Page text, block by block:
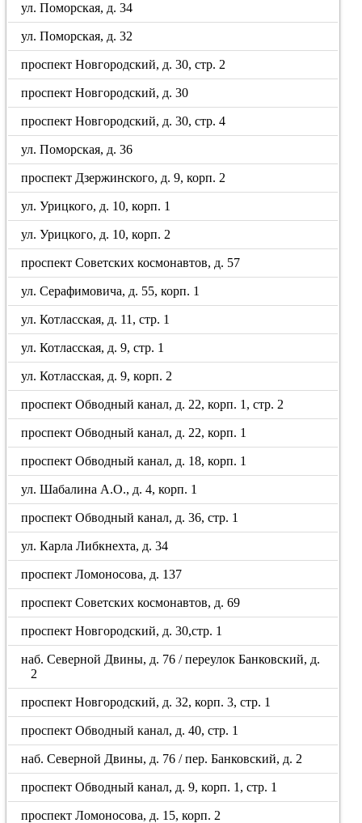
ул. Поморская, д. 34
ул. Поморская, д. 32
проспект Новгородский, д. 30, стр. 2
проспект Новгородский, д. 30
проспект Новгородский, д. 30, стр. 4
ул. Поморская, д. 36
проспект Дзержинского, д. 9, корп. 2
ул. Урицкого, д. 10, корп. 1
ул. Урицкого, д. 10, корп. 2
проспект Советских космонавтов, д. 57
ул. Серафимовича, д. 55, корп. 1
ул. Котласская, д. 11, стр. 1
ул. Котласская, д. 9, стр. 1
ул. Котласская, д. 9, корп. 2
проспект Обводный канал, д. 22, корп. 1, стр. 2
проспект Обводный канал, д. 22, корп. 1
проспект Обводный канал, д. 18, корп. 1
ул. Шабалина А.О., д. 4, корп. 1
проспект Обводный канал, д. 36, стр. 1
ул. Карла Либкнехта, д. 34
проспект Ломоносова, д. 137
проспект Советских космонавтов, д. 69
проспект Новгородский, д. 30,стр. 1
наб. Северной Двины, д. 76 / переулок Банковский, д.
2
проспект Новгородский, д. 32, корп. 3, стр. 1
проспект Обводный канал, д. 40, стр. 1
наб. Северной Двины, д. 76 / пер. Банковский, д. 2
проспект Обводный канал, д. 9, корп. 1, стр. 1
проспект Ломоносова, д. 15, корп. 2